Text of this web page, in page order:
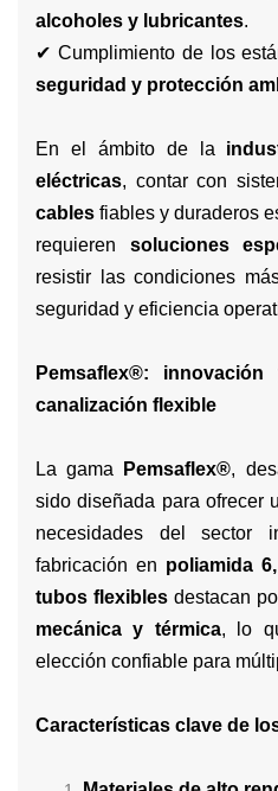
alcoholes y lubricantes.
✔ Cumplimiento de los
seguridad y protección
En el ámbito de la
eléctricas, contar con
cables fiables y duraderos
requieren soluciones
resistir las condiciones
seguridad y eficiencia
Pemsaflex®:
canalización flexible
La gama Pemsaflex®,
sido diseñada para ofrecer
necesidades del sector
fabricación en poliamida
tubos flexiblesdestacan
mecánica y térmica, lo
elección confiable para
Características clave de